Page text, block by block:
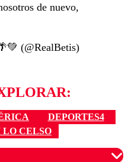
de nuevo,
(@RealBetis)
DEPORTES4
LO CELSO